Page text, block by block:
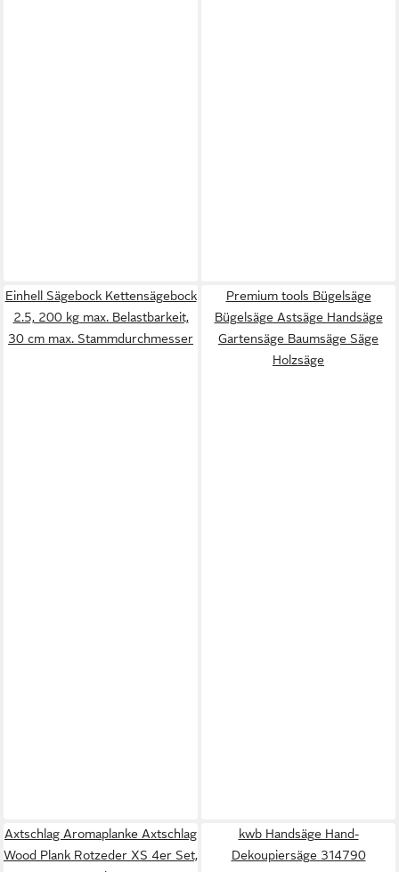
Einhell Sägebock Kettensägebock
2.5, 200 kg max. Belastbarkeit,
30 cm max. Stammdurchmesser
Premium tools Bügelsäge
Bügelsäge Astsäge Handsäge
Gartensäge Baumsäge Säge
Holzsäge
Axtschlag Aromaplanke Axtschlag
Wood Plank Rotzeder XS 4er Set,
kwb Handsäge Hand-
Dekoupiersäge 314790